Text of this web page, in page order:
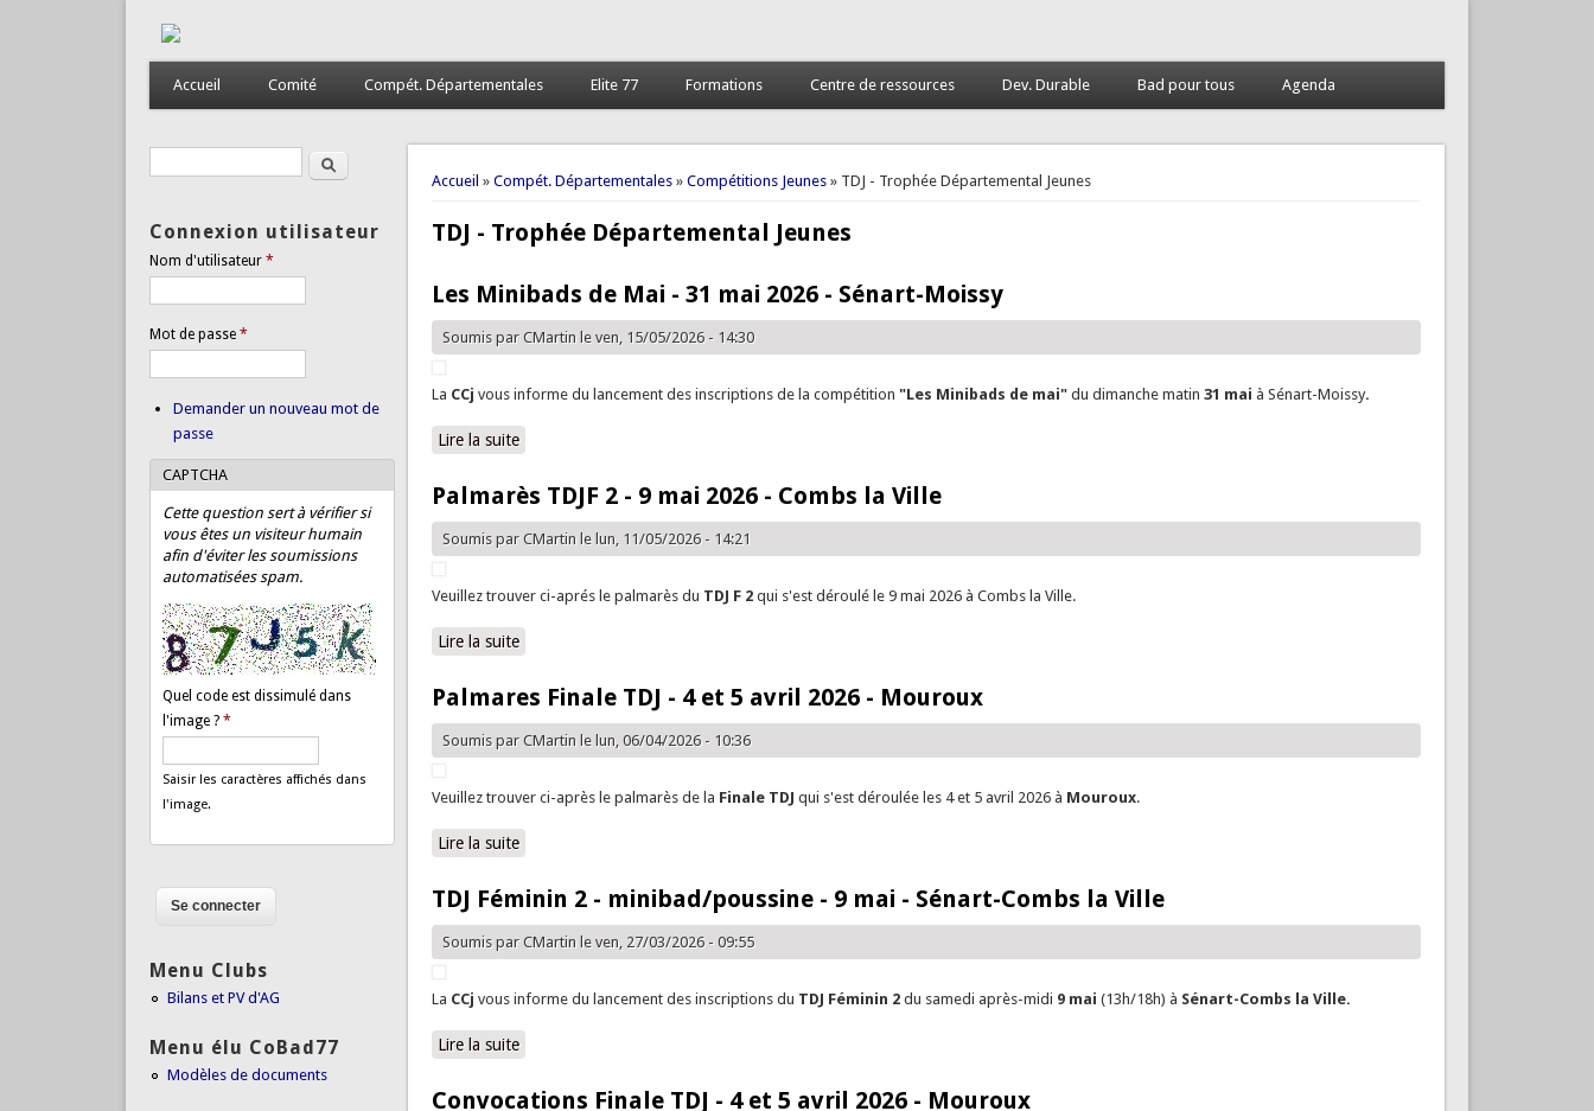
Accueil Comité Compét. Départementales Elite 77 Formations Centre de ressources Dev. Durable Bad pour tous Agenda
Vous êtes ici
Accueil »Compét. Départementales »Compétitions Jeunes » TDJ - Trophée Départemental Jeunes
TDJ - Trophée Départemental Jeunes
Les Minibads de Mai - 31 mai 2026 - Sénart-Moissy
Soumis parCMartin le ven, 15/05/2026 - 14:30
La CCjvous informe du lancement des inscriptions de la compétition"Les Minibads de mai" du dimanche matin 31 mai à Sénart-Moissy.
Lire la suite
Palmarès TDJF 2 - 9 mai 2026 - Combs la Ville
Soumis parCMartin le lun, 11/05/2026 - 14:21
Veuillez trouver ci-aprés le palmarès du TDJ F 2 qui s'est déroulé le 9 mai 2026 à Combs la Ville.
Lire la suite
Palmares Finale TDJ - 4 et 5 avril 2026 - Mouroux
Soumis parCMartin le lun, 06/04/2026 - 10:36
Veuillez trouver ci-après le palmarès de la Finale TDJ qui s'est déroulée les 4 et 5 avril 2026 à Mouroux.
Lire la suite
TDJ Féminin 2 - minibad/poussine - 9 mai - Sénart-Combs la Ville
Soumis parCMartin le ven, 27/03/2026 - 09:55
La CCjvous informe du lancement des inscriptions du TDJ Féminin 2 du samedi après-midi 9 mai (13h/18h) à Sénart-Combs la Ville.
Lire la suite
Convocations Finale TDJ - 4 et 5 avril 2026 - Mouroux
Formulaire de recherche
Rechercher
Connexion utilisateur
Nom d'utilisateur *
Mot de passe *
Demander un nouveau mot de
passe
CAPTCHA
Cette question sert à vérifier si
vous êtes un visiteur humain
afin d'éviter les soumissions
automatisées spam.
Quel code est dissimulé dans
l'image ? *
Saisir les caractères affichés dans
l'image.
Menu Clubs
Bilans et PV d'AG
Menu élu CoBad77
Modèles de documents